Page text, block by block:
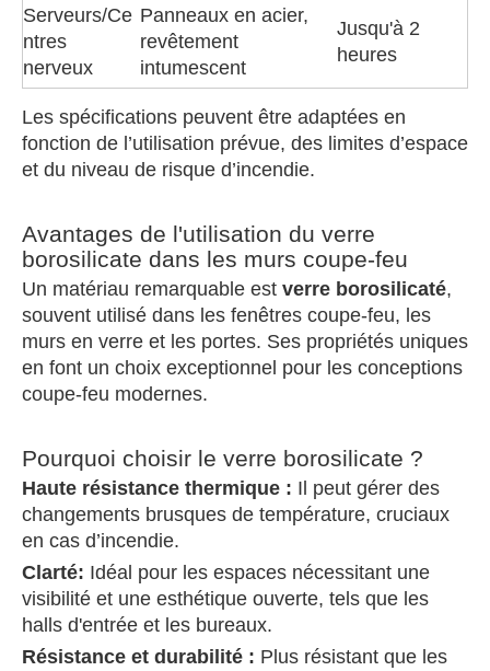
Serveurs/Ce
ntres
nerveux
Panneaux en acier,
revêtement
intumescent
Jusqu'à 2
heures
Les spécifications peuvent être adaptées en
fonction de l’utilisation prévue, des limites d’espace
et du niveau de risque d’incendie.
Avantages de l'utilisation du verre
borosilicate dans les murs coupe-feu
Un matériau remarquable est verre borosilicaté,
souvent utilisé dans les fenêtres coupe-feu, les
murs en verre et les portes. Ses propriétés uniques
en font un choix exceptionnel pour les conceptions
coupe-feu modernes.
Pourquoi choisir le verre borosilicate ?
Haute résistance thermique : Il peut gérer des
changements brusques de température, cruciaux
en cas d’incendie.
Clarté: Idéal pour les espaces nécessitant une
visibilité et une esthétique ouverte, tels que les
halls d'entrée et les bureaux.
Résistance et durabilité : Plus résistant que les